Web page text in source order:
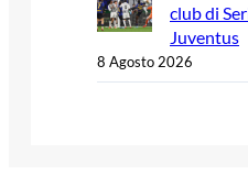
club di
Juventus
8 Agosto 2026